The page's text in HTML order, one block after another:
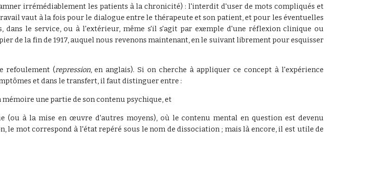
irrémédiablement les patients à la chronicité) : l'interdit d'user de mots compliqués et
vaut à la fois pour le dialogue entre le thérapeute et son patient, et pour les éventuelles
le service, ou à l'extérieur, même s'il s'agit par exemple d'une réflexion clinique ou
de la fin de 1917, auquel nous revenons maintenant, en le suivant librement pour esquisser
refoulement (repression, en anglais). Si on cherche à appliquer ce concept à l'expérience
et dans le transfert, il faut distinguer entre :
une partie de son contenu psychique, et
(ou à la mise en œuvre d'autres moyens), où le contenu mental en question est devenu
le mot correspond à l'état repéré sous le nom de dissociation ; mais là encore, il est utile de